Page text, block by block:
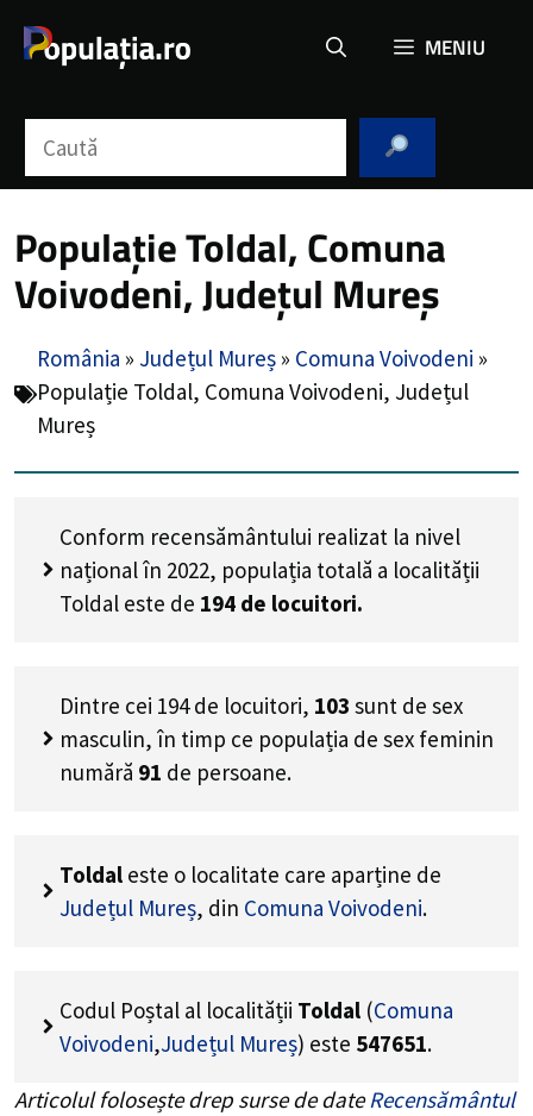
MENIU
Populație Toldal, Comuna
Voivodeni, Județul Mureș
România » Județul Mureș » Comuna Voivodeni »
Populație Toldal, Comuna Voivodeni, Județul
Mureș
Conform recensământului realizat la nivel
național în 2022, populația totală a localității
Toldal este de 194 de locuitori.
Dintre cei 194 de locuitori, 103 sunt de sex
masculin, în timp ce populația de sex feminin
numără 91 de persoane.
Toldal este o localitate care aparține de
Județul Mureș, din Comuna Voivodeni.
Codul Poștal al localității Toldal (Comuna
Voivodeni,Județul Mureș) este 547651.
Articolul folosește drep surse de dateRecensământul